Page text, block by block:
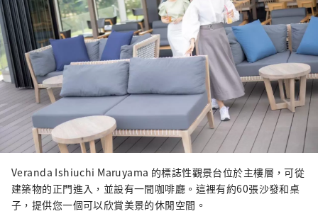
Veranda Ishiuchi Maruyama 的標誌性觀景台位於主樓層，可從
建築物的正門進入，並設有一間咖啡廳。這裡有約60張沙發和桌
子，提供您一個可以欣賞美景的休閒空間。